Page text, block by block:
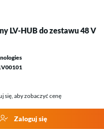
3P Kehua
się, aby zobaczyć cenę
Zaloguj się